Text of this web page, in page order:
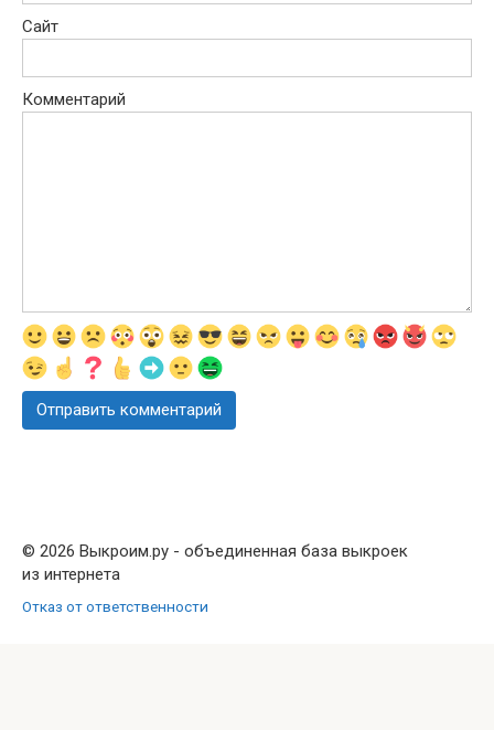
Сайт
Комментарий
© 2026 Выкроим.ру - объединенная база выкроек
из интернета
Отказ от ответственности